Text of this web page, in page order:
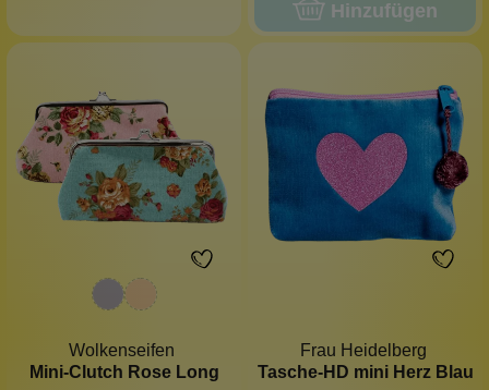
Hinzufügen
Wolkenseifen
Mini-Clutch Rose Long
Frau Heidelberg
Tasche-HD mini Herz Blau